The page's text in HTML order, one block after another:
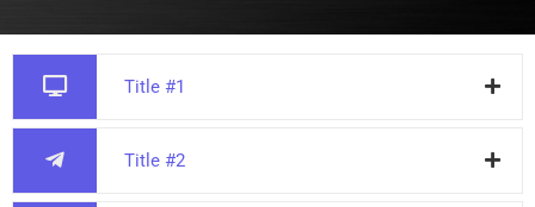
Title #1
Title #2